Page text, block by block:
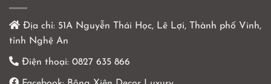
Địa chỉ: 51A Nguyễn Thái Học, Lê Lợi, Thành phố Vinh,
tỉnh Nghệ An
Điện thoại: 0827 635 866